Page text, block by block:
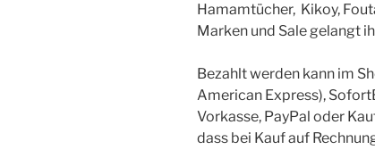
Hamamtücher, Kikoy,
Marken und Sale gelangt
Bezahlt werden kann im
American Express),
Vorkasse, PayPal oder
dass bei Kauf auf